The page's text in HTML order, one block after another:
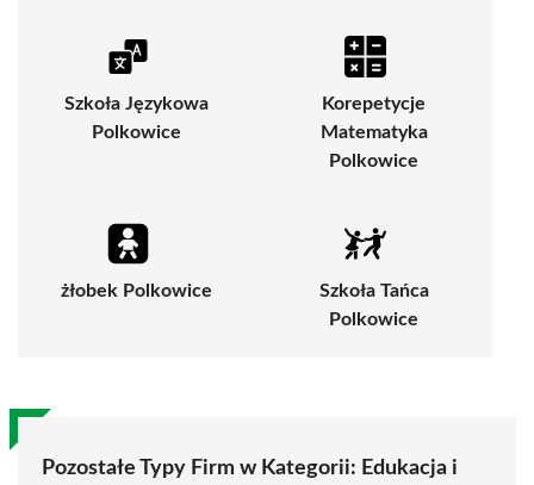
Szkoła Językowa
Polkowice
Korepetycje
Matematyka
Polkowice
żłobek Polkowice
Szkoła Tańca
Polkowice
Pozostałe Typy Firm w Kategorii: Edukacja i